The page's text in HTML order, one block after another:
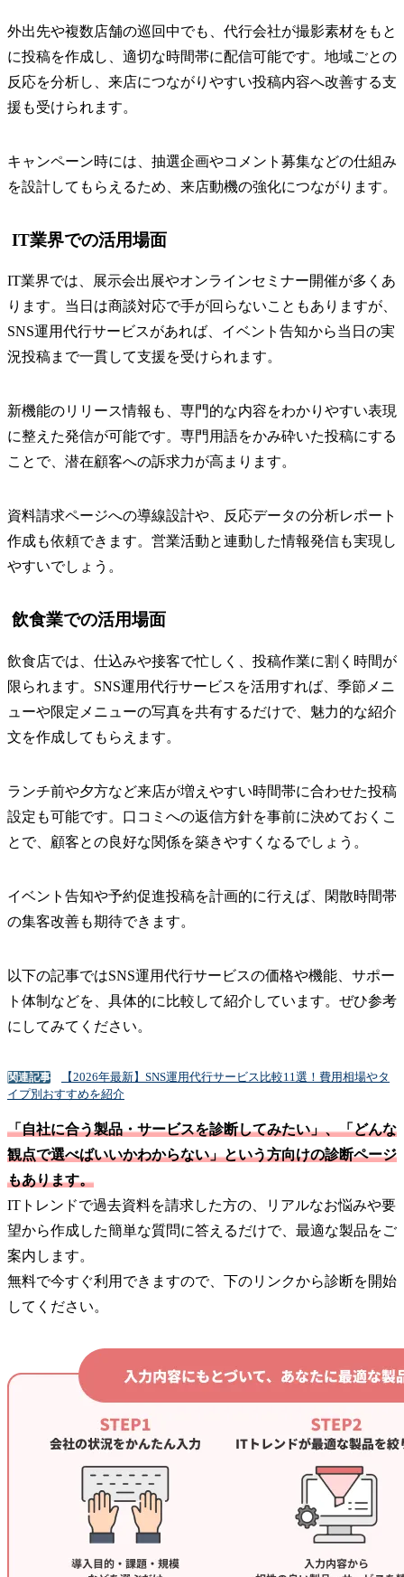
外出先や複数店舗の巡回中でも、代行会社が撮影素材をもと
に投稿を作成し、適切な時間帯に配信可能です。地域ごとの
反応を分析し、来店につながりやすい投稿内容へ改善する支
援も受けられます。
キャンペーン時には、抽選企画やコメント募集などの仕組み
を設計してもらえるため、来店動機の強化につながります。
IT業界での活用場面
IT業界では、展示会出展やオンラインセミナー開催が多くあ
ります。当日は商談対応で手が回らないこともありますが、
SNS運用代行サービスがあれば、イベント告知から当日の実
況投稿まで一貫して支援を受けられます。
新機能のリリース情報も、専門的な内容をわかりやすい表現
に整えた発信が可能です。専門用語をかみ砕いた投稿にする
ことで、潜在顧客への訴求力が高まります。
資料請求ページへの導線設計や、反応データの分析レポート
作成も依頼できます。営業活動と連動した情報発信も実現し
やすいでしょう。
飲食業での活用場面
飲食店では、仕込みや接客で忙しく、投稿作業に割く時間が
限られます。SNS運用代行サービスを活用すれば、季節メニ
ューや限定メニューの写真を共有するだけで、魅力的な紹介
文を作成してもらえます。
ランチ前や夕方など来店が増えやすい時間帯に合わせた投稿
設定も可能です。口コミへの返信方針を事前に決めておくこ
とで、顧客との良好な関係を築きやすくなるでしょう。
イベント告知や予約促進投稿を計画的に行えば、閑散時間帯
の集客改善も期待できます。
以下の記事ではSNS運用代行サービスの価格や機能、サポー
ト体制などを、具体的に比較して紹介しています。ぜひ参考
にしてみてください。
関連記事
【2026年最新】SNS運用代行サービス比較11選！費用相場やタ
イプ別おすすめを紹介
「自社に合う製品・サービスを診断してみたい」、「どんな
観点で選べばいいかわからない」という方向けの診断ページ
もあります。
ITトレンドで過去資料を請求した方の、リアルなお悩みや要
望から作成した簡単な質問に答えるだけで、最適な製品をご
案内します。
無料で今すぐ利用できますので、下のリンクから診断を開始
してください。